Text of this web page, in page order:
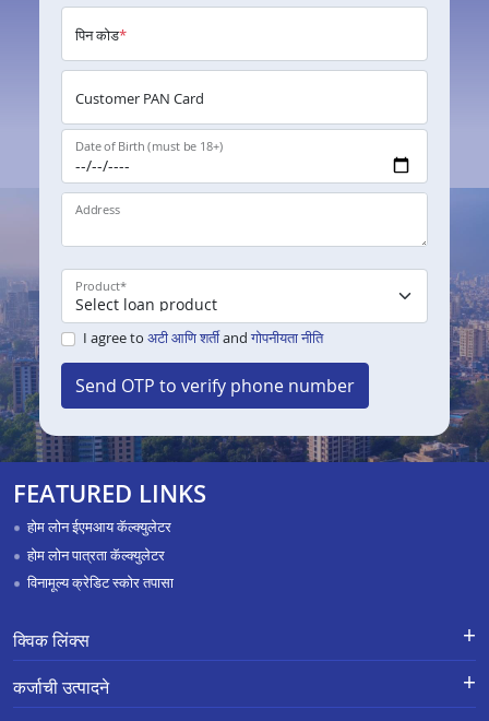
पिन कोड*
Customer PAN Card
Date of Birth (must be 18+)
Address
Product*
I agree to अटी आणि शर्तीand गोपनीयता नीति
Send OTP to verify phone number
FEATURED LINKS
होम लोन ईएमआय कॅल्क्युलेटर
होम लोन पात्रता कॅल्क्युलेटर
विनामूल्य क्रेडिट स्कोर तपासा
क्विक लिंक्स
नवीन कर्जासाठी अर्ज
APR Calculator
करिअर
कर्जाची उत्पादने